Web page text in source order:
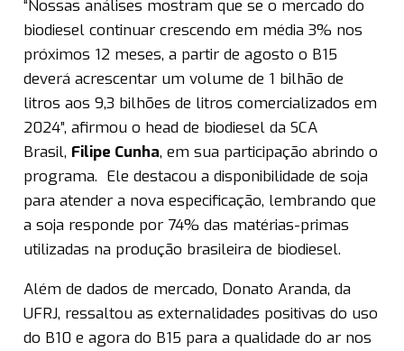
“Nossas análises mostram que se o mercado do
biodiesel continuar crescendo em média 3% nos
próximos 12 meses, a partir de agosto o B15
deverá acrescentar um volume de 1 bilhão de
litros aos 9,3 bilhões de litros comercializados em
2024”, afirmou o head de biodiesel da SCA
Brasil, Filipe Cunha, em sua participação abrindo o
programa. Ele destacou a disponibilidade de soja
para atender a nova especificação, lembrando que
a soja responde por 74% das matérias-primas
utilizadas na produção brasileira de biodiesel.
Além de dados de mercado, Donato Aranda, da
UFRJ, ressaltou as externalidades positivas do uso
do B10 e agora do B15 para a qualidade do ar nos